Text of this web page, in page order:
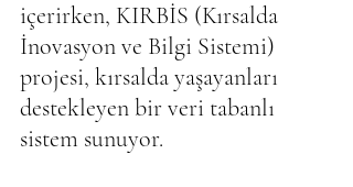
içerirken, KIRBİS (Kırsalda
İnovasyon ve Bilgi Sistemi)
projesi, kırsalda yaşayanları
destekleyen bir veri tabanlı
sistem sunuyor.